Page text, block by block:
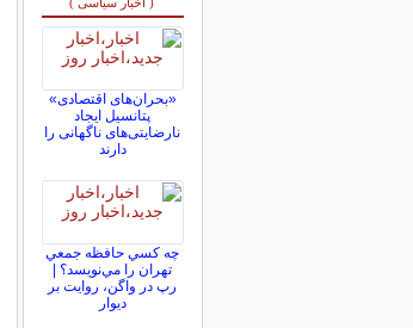
«بحران‌های اقتصادی»
پتانسیل ایجاد
نارضایتی‌های ناگهانی را
دارند
چه كسي حافظه جمعي
تهران را مي‌نويسد؟ |
رپ در واگن، روايت بر
ديوار